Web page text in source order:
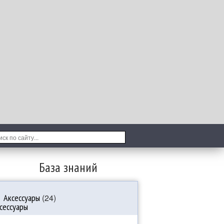
База знаний
Аксессуары (24)